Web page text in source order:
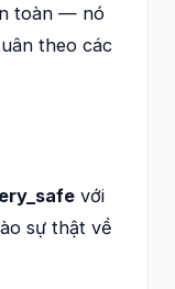
toàn — nó
theo các
với
sự thật về